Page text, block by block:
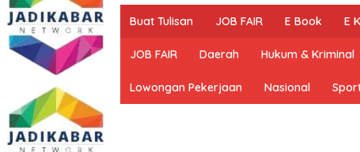
Buat Tulisan JOB FAIR E Book E
JOB FAIR Daerah Hukum & Kriminal
Lowongan Pekerjaan Nasional